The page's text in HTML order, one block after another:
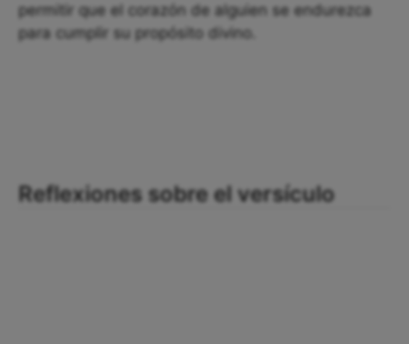
permitir que el corazón de alguien se endurezca
para cumplir su propósito divino.
Reflexiones sobre el versículo